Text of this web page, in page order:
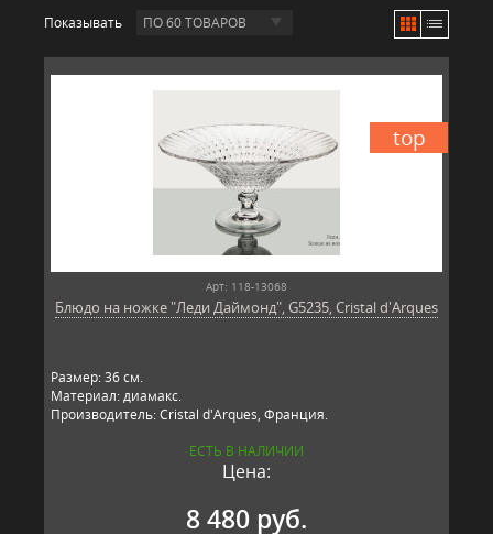
Показывать ПО 60 ТОВАРОВ
top
Арт: 118-13068
Блюдо на ножке "Леди Даймонд", G5235, Cristal d'Arques
Размер: 36 см.
Материал: диамакс.
Производитель: Cristal d'Arques, Франция.
ЕСТЬ В НАЛИЧИИ
Цена:
8 480 руб.